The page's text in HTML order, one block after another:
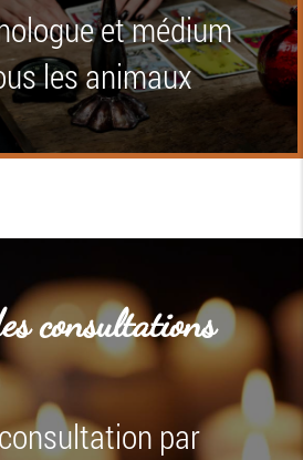
et médium
les animaux
consultations
par